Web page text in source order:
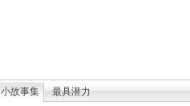
小故事集 最具潜力